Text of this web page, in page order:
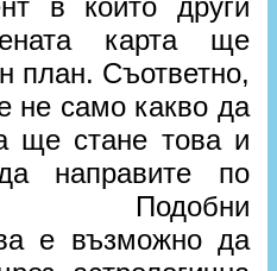
карта ще
план. Съответно,
не само какво да
ще стане това и
направите по
Подобни
е възможно да